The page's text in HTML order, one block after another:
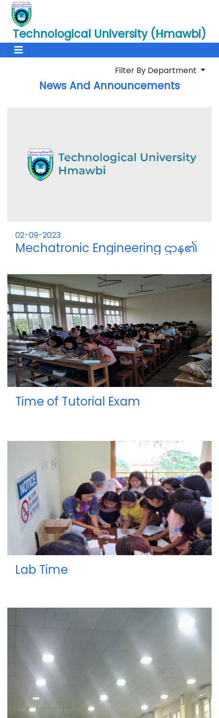
Technological University (Hmawbi)
Filter By Department
News And Announcements
02-09-2023
Mechatronic Engineering ဌာန၏
ကျောင်းသား/သူများ ၏ မောင်မယ်
သစ်လွင် ကြိုဆိုပွဲ
( 2022-2023 ) ပညာသင်နှစ် Mechatronic
Engineering ဌာန၏ မောင်မယ်သစ်လွင် ကြိုဆိုပွဲ
အခမ်းအနား ကို (၉.၂.၂၀၂၃) MC deptment
(workshop)တွင် ကျင်းပ ပြုလုပ်ခဲ့ပါသည်။
Time of Tutorial Exam
Lab Time